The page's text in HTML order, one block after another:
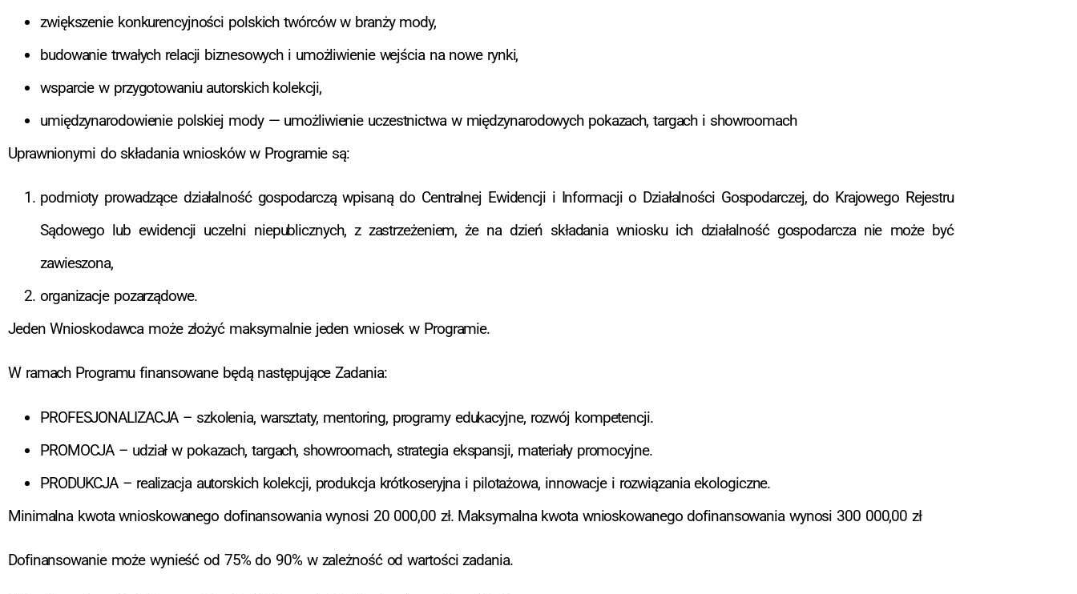
zwiększenie konkurencyjności polskich twórców w branży mody,
budowanie trwałych relacji biznesowych i umożliwienie wejścia na nowe rynki,
wsparcie w przygotowaniu autorskich kolekcji,
umiędzynarodowienie polskiej mody — umożliwienie uczestnictwa w międzynarodowych pokazach, targach i showroomach
Uprawnionymi do składania wniosków w Programie są:
podmioty prowadzące działalność gospodarczą wpisaną do Centralnej Ewidencji i Informacji o Działalności Gospodarczej, do Krajowego Rejestru
Sądowego lub ewidencji uczelni niepublicznych, z zastrzeżeniem, że na dzień składania wniosku ich działalność gospodarcza nie może być
zawieszona,
organizacje pozarządowe.
Jeden Wnioskodawca może złożyć maksymalnie jeden wniosek w Programie.
W ramach Programu finansowane będą następujące Zadania:
PROFESJONALIZACJA – szkolenia, warsztaty, mentoring, programy edukacyjne, rozwój kompetencji.
PROMOCJA – udział w pokazach, targach, showroomach, strategia ekspansji, materiały promocyjne.
PRODUKCJA – realizacja autorskich kolekcji, produkcja krótkoseryjna i pilotażowa, innowacje i rozwiązania ekologiczne.
Minimalna kwota wnioskowanego dofinansowania wynosi 20 000,00 zł. Maksymalna kwota wnioskowanego dofinansowania wynosi 300 000,00 zł
Dofinansowanie może wynieść od 75% do 90% w zależność od wartości zadania.